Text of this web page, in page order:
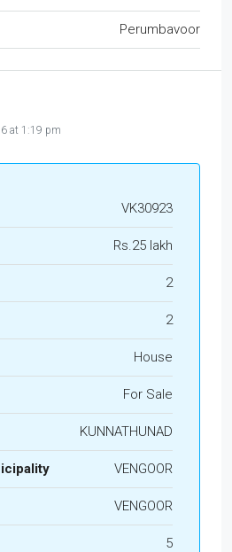
Perumbavoor
at 1:19 pm
VK30923
Rs.25 lakh
2
2
House
For Sale
KUNNATHUNAD
VENGOOR
VENGOOR
5